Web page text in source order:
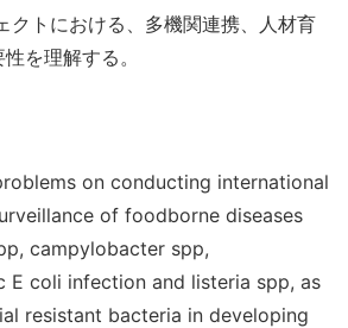
クトにおける、多機関連携、人材育
を理解する。
on conducting international
of foodborne diseases
campylobacter spp,
E coli infection and listeria spp, as
resistant bacteria in developing